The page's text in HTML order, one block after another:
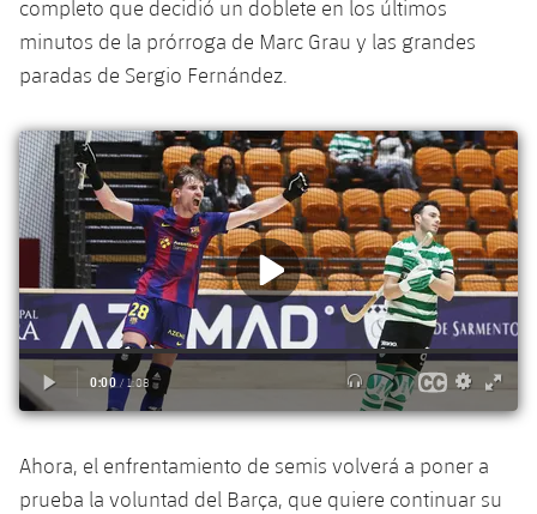
Palau Blaugrana
Barça Cafe
Ciutat Esportiva
La Masia
plusicon
más
Servicios
Servicios Médicos
Accesibilidad
plusicon
más
Acreditaciones
Instalaciones
completo que decidió un doblete en los últimos
minutos de la prórroga de Marc Grau y las grandes
paradas de Sergio Fernández.
Ahora, el enfrentamiento de semis volverá a poner a
prueba la voluntad del Barça, que quiere continuar su